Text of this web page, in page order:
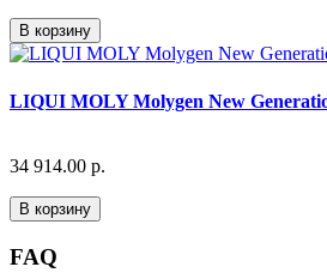
В корзину
LIQUI MOLY Molygen New
34 914.00 р.
В корзину
FAQ